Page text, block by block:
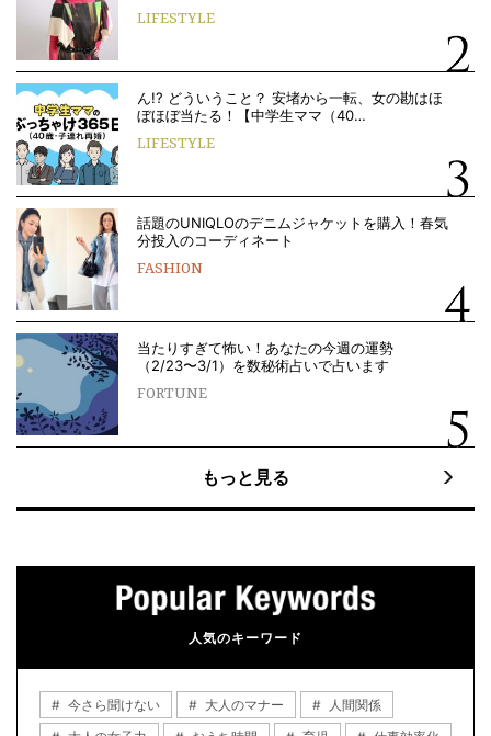
LIFESTYLE
ん!? どういうこと？ 安堵から一転、女の勘はほ
ぼほぼ当たる！【中学生ママ（40…
LIFESTYLE
話題のUNIQLOのデニムジャケットを購入！春気
分投入のコーディネート
FASHION
当たりすぎて怖い！あなたの今週の運勢
（2/23〜3/1）を数秘術占いで占います
FORTUNE
もっと見る
人気のキーワード
今さら聞けない 大人のマナー
人間関係